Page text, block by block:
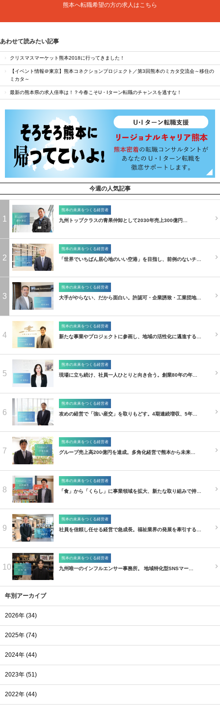
熊本へ転職希望の方の求人はこちら
あわせて読みたい記事
クリスマスマーケット熊本2018に行ってきました！
【イベント情報＠東京】熊本コネクションプロジェクト／第3回熊本のミカタ交流会～移住の
ミカタ～
最新の熊本県の求人倍率は！？今春こそU・Iターン転職のチャンスを逃すな！
今週の人気記事
1
熊本の未来をつくる経営者
九州トップクラスの青果仲卸として2030年売上300億円…
2
熊本の未来をつくる経営者
「世界でいちばん居心地のいい空港」を目指し、前例のないチ…
3
熊本の未来をつくる経営者
大手がやらない、だから面白い。許認可・企業誘致・工業団地…
4
熊本の未来をつくる経営者
新たな事業やプロジェクトに参画し、地域の活性化に邁進する…
5
熊本の未来をつくる経営者
現場に立ち続け、社員一人ひとりと向き合う。創業80年の年…
6
熊本の未来をつくる経営者
攻めの経営で「強い産交」を取りもどす。4期連続増収、5年…
7
熊本の未来をつくる経営者
グループ売上高200億円を達成。多角化経営で熊本から未来…
8
熊本の未来をつくる経営者
「食」から「くらし」に事業領域を拡大、新たな取り組みで持…
9
熊本の未来をつくる経営者
社員を信頼し任せる経営で急成長。福祉業界の発展を牽引する…
10
熊本の未来をつくる経営者
九州唯一のインフルエンサー事務所。 地域特化型SNSマー…
年別アーカイブ
2026年 (34)
2025年 (74)
2024年 (44)
2023年 (51)
2022年 (44)